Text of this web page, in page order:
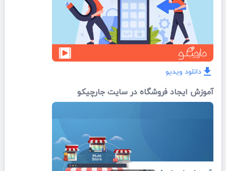
download دانلود ویدیو
آموزش ایجاد فروشگاه در سایت جارچیکو